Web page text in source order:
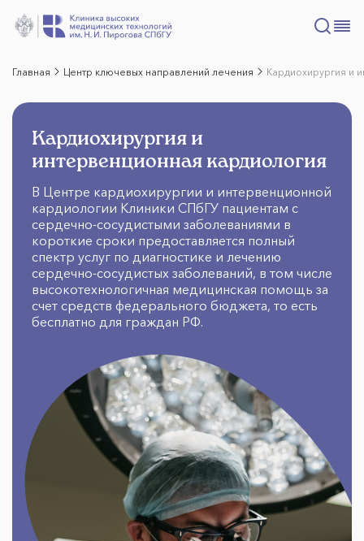
Главная Центр ключевых направлений лечения Кардиохирургия и
Кардиохирургия и
интервенционная кардиология
В Центре кардиохирургии и интервенционной
кардиологии Клиники СПбГУ пациентам с
сердечно-сосудистыми заболеваниями в
короткие сроки предоставляется полный
спектр услуг по диагностике и лечению
сердечно-сосудистых заболеваний, в том числе
высокотехнологичная медицинская помощь за
счет средств федерального бюджета, то есть
бесплатно для граждан РФ.